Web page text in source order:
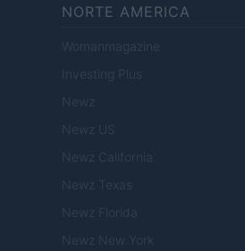
NORTE AMERICA
Womanmagazine
Investing Plus
Newz
Newz US
Newz California
Newz Texas
Newz Florida
Newz New York